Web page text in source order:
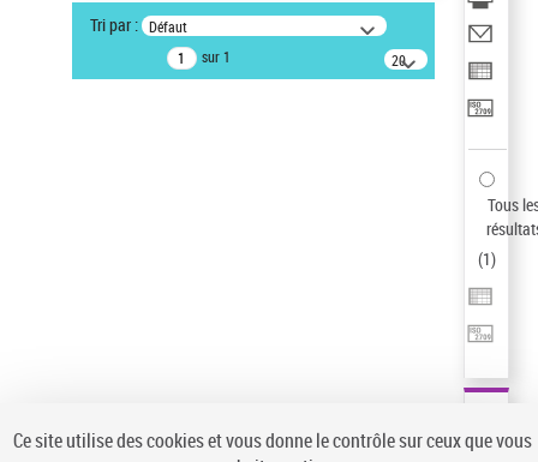
Type de notice d'autorité
Titre uniforme musical
Tri par : Défaut
sur 1
20
résultats/page
Tous
(1)
Ce site utilise des cookies et vous donne le contrôle sur ceux que vous